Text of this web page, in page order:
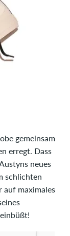
gemeinsam
erregt. Dass
neues
schlichten
auf maximales